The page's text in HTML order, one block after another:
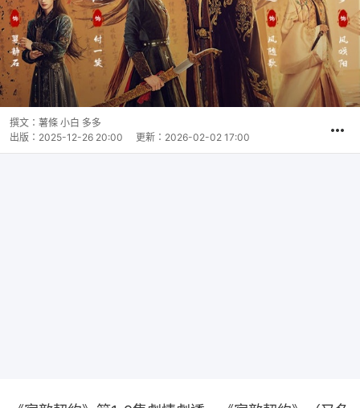
撰文： 薯條 小白 多多
出版： 2025-12-26 20:00 更新： 2026-02-02 17:00